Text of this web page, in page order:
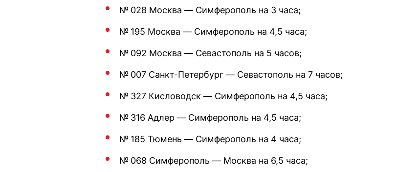
№ 028 Москва — Симферополь на 3 часа;
№ 195 Москва — Симферополь на 4,5 часа;
№ 092 Москва — Севастополь на 5 часов;
№ 007 Санкт-Петербург — Севастополь на 7 часов;
№ 327 Кисловодск — Симферополь на 4,5 часа;
№ 316 Адлер — Симферополь на 4,5 часа;
№ 185 Тюмень — Симферополь на 4 часа;
№ 068 Симферополь — Москва на 6,5 часа;